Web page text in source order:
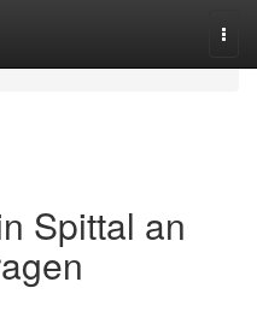
Spittal an